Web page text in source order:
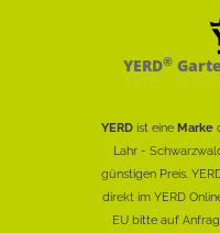
YERD®
YERD ist eine Marke
Lahr -
günstigen Preis.
direkt im YERD
EU bitte auf